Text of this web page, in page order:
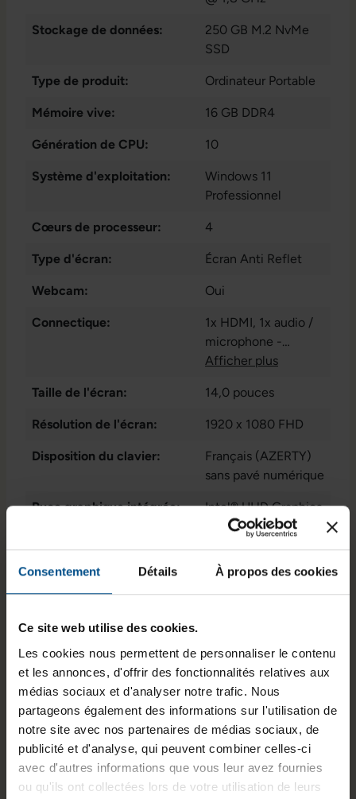
Consentement Détails À propos des cookies
Ce site web utilise des cookies.
Les cookies nous permettent de personnaliser le contenu
et les annonces, d'offrir des fonctionnalités relatives aux
médias sociaux et d'analyser notre trafic. Nous
partageons également des informations sur l'utilisation de
notre site avec nos partenaires de médias sociaux, de
publicité et d'analyse, qui peuvent combiner celles-ci
avec d'autres informations que vous leur avez fournies
ou qu'ils ont collectées lors de votre utilisation de leurs
Stockage de données:
250 GB M.2 NvMe
SSD
Type de produit: Ordinateur Portable
Mémoire vive: 16 GB DDR4
Génération de CPU: 10
Système d'exploitation:
Windows 11
Professionnel
Cœurs de processeur: 4
Type d'écran: Écran Anti Reflet
Webcam: Oui
Connectique: 1x HDMI, 1x audio /
microphone -
combo 3.5 mm
3.1 Gen 1 Type A
10x USB 3.1 Type-A
Afficher plus
Taille de l'écran: 14,0 pouces
Résolution de l'écran: 1920 x 1080 FHD
Disposition du clavier:
Français (AZERTY)
sans pavé numérique
Puce graphique intégrée:
Intel® UHD Graphics
for 10th Gen Intel®
État: Reconditionné
GTIN/EAN : 3701157159104
Dimensions (L x l x H) :
214,7 x 323,6 x 17,9
mm
Poids : 1,33 kg